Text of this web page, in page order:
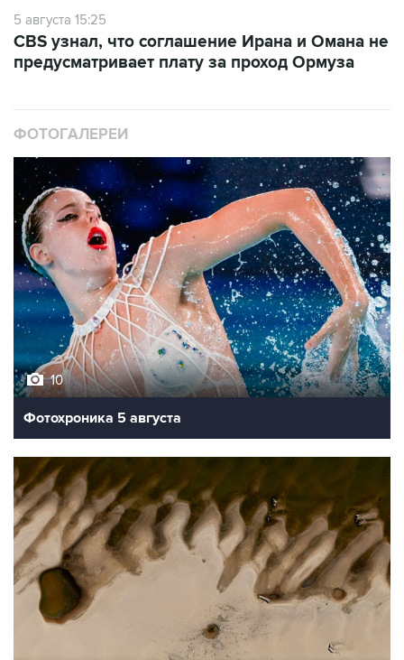
5 августа 15:25
CBS узнал, что соглашение Ирана и Омана не
предусматривает плату за проход Ормуза
ФОТОГАЛЕРЕИ
10
Фотохроника 5 августа